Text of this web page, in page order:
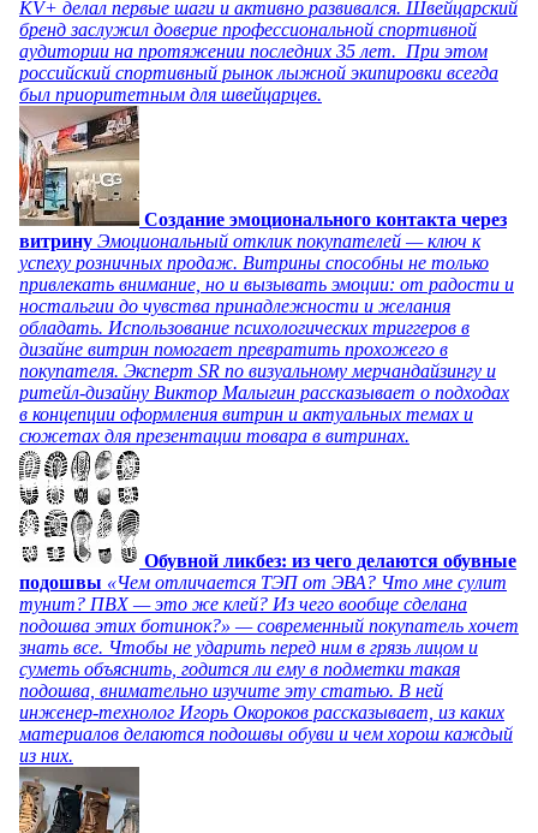
KV+ делал первые шаги и активно развивался. Швейцарский
бренд заслужил доверие профессиональной спортивной
аудитории на протяжении последних 35 лет. При этом
российский спортивный рынок лыжной экипировки всегда
был приоритетным для швейцарцев.
Создание эмоционального контакта через
витрину Эмоциональный отклик покупателей — ключ к
успеху розничных продаж. Витрины способны не только
привлекать внимание, но и вызывать эмоции: от радости и
ностальгии до чувства принадлежности и желания
обладать. Использование психологических триггеров в
дизайне витрин помогает превратить прохожего в
покупателя. Эксперт SR по визуальному мерчандайзингу и
ритейл-дизайну Виктор Малыгин рассказывает о подходах
в концепции оформления витрин и актуальных темах и
сюжетах для презентации товара в витринах.
Обувной ликбез: из чего делаются обувные
подошвы «Чем отличается ТЭП от ЭВА? Что мне сулит
тунит? ПВХ — это же клей? Из чего вообще сделана
подошва этих ботинок?» — современный покупатель хочет
знать все. Чтобы не ударить перед ним в грязь лицом и
суметь объяснить, годится ли ему в подметки такая
подошва, внимательно изучите эту статью. В ней
инженер-технолог Игорь Окороков рассказывает, из каких
материалов делаются подошвы обуви и чем хорош каждый
из них.